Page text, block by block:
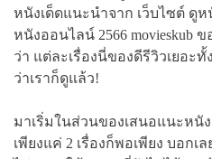
หนังเด็ดแนะนำจาก เว็บไซต์ ดู
หนังออนไลน์ 2566 movieskub
ว่า แต่ละเรื่องนี่ของดีรีวิวเยอะ
ว่าเราก็ดูแล้ว!
มาเริ่มในส่วนของเสนอแนะหนั
เพียงแค่ 2 เรื่องก็พอเพียง บอกเ